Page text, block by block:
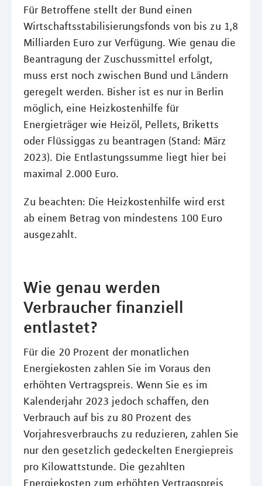
Für Betroffene stellt der Bund einen
Wirtschaftsstabilisierungsfonds von bis zu 1,8
Milliarden Euro zur Verfügung. Wie genau die
Beantragung der Zuschussmittel erfolgt,
muss erst noch zwischen Bund und Ländern
geregelt werden. Bisher ist es nur in Berlin
möglich, eine Heizkostenhilfe für
Energieträger wie Heizöl, Pellets, Briketts
oder Flüssiggas zu beantragen (Stand: März
2023). Die Entlastungssumme liegt hier bei
maximal 2.000 Euro.
Zu beachten: Die Heizkostenhilfe wird erst
ab einem Betrag von mindestens 100 Euro
ausgezahlt.
Wie genau werden
Verbraucher finanziell
entlastet?
Für die 20 Prozent der monatlichen
Energiekosten zahlen Sie im Voraus den
erhöhten Vertragspreis. Wenn Sie es im
Kalenderjahr 2023 jedoch schaffen, den
Verbrauch auf bis zu 80 Prozent des
Vorjahresverbrauchs zu reduzieren, zahlen Sie
nur den gesetzlich gedeckelten Energiepreis
pro Kilowattstunde. Die gezahlten
Energiekosten zum erhöhten Vertragspreis